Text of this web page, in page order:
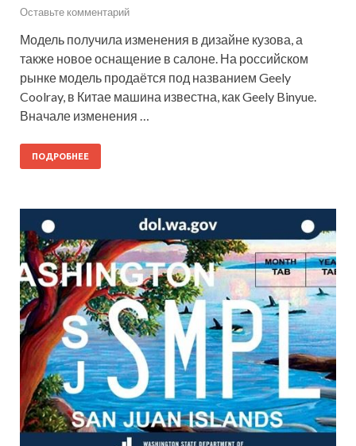
Оставьте комментарий
Модель получила изменения в дизайне кузова, а
также новое оснащение в салоне. На российском
рынке модель продаётся под названием Geely
Coolray, в Китае машина известна, как Geely Binyue.
Вначале изменения …
ПОДРОБНЕЕ